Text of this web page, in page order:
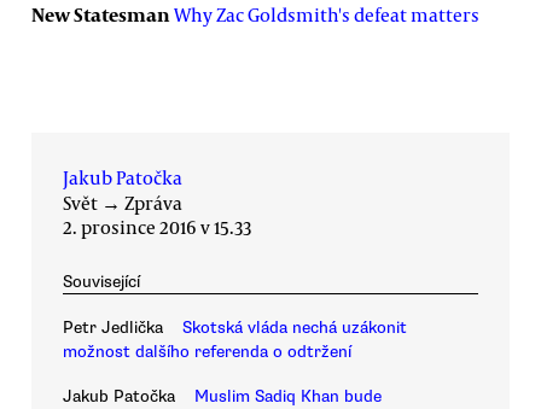
New Statesman Why Zac Goldsmith's defeat matters
Jakub Patočka
Svět → Zpráva
2. prosince 2016 v 15.33
Související
Petr Jedlička
Skotská vláda nechá uzákonit
možnost dalšího referenda o odtržení
Jakub Patočka
Muslim Sadiq Khan bude